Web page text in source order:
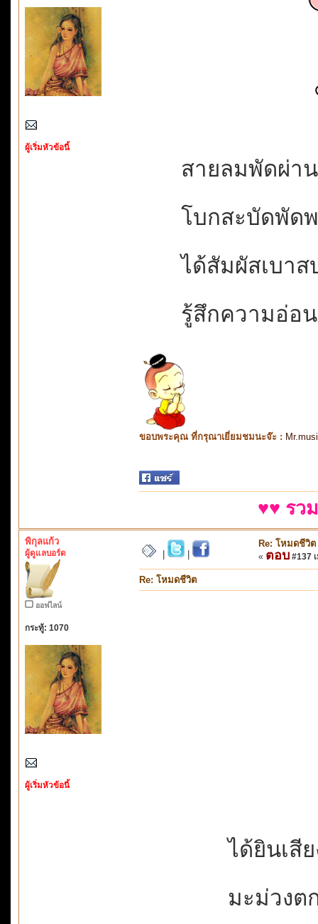
ผู้เริ่มหัวข้อนี้
สายลมพัดผ่า
โบกสะบัดพัด
ได้สัมผัสเบา
รู้สึกความอ่อ
ขอบพระคุณ ที่กรุณาเยี่ยมชมนะจ๊ะ :
♥♥ รว
พิกุลแก้ว
ผู้ดูแลบอร์ด
ออฟไลน์
กระทู้: 1070
ผู้เริ่มหัวข้อนี้
Re: โหมดชีวิต
« ตอบ #137
Re: โหมดชีวิต
ได้ยินเสี
มะม่วงต